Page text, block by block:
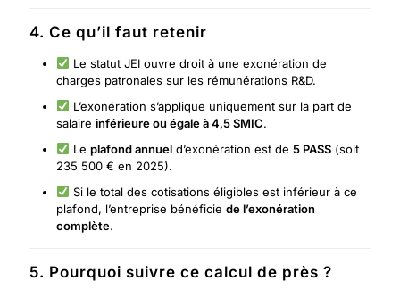
4. Ce qu’il faut retenir
Le statut JEI ouvre droit à une exonération de
charges patronales sur les rémunérations R&D.
L’exonération s’applique uniquement sur la part de
salaire inférieure ou égale à 4,5 SMIC.
Le plafond annueld’exonération est de 5 PASS(soit
235 500 € en 2025).
Si le total des cotisations éligibles est inférieur à ce
plafond, l’entreprise bénéficie de l’exonération
complète.
5. Pourquoi suivre ce calcul de près ?